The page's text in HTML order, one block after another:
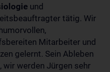
und
tätig. Wir
Mitarbeiter und
gelernt. Sein Ableben
wir werden Jürgen sehr